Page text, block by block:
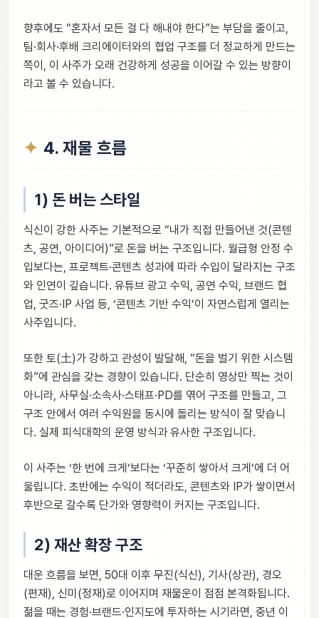
향후에도 “혼자서 모든 걸 다 해내야 한다”는 부담을 줄이고,
팀·회사·후배 크리에이터와의 협업 구조를 더 정교하게 만드는
쪽이, 이 사주가 오래 건강하게 성공을 이어갈 수 있는 방향이
라고 볼 수 있습니다.
4. 재물 흐름
1) 돈 버는 스타일
식신이 강한 사주는 기본적으로 “내가 직접 만들어낸 것(콘텐
츠, 공연, 아이디어)”로 돈을 버는 구조입니다. 월급형 안정 수
입보다는, 프로젝트·콘텐츠 성과에 따라 수입이 달라지는 구조
와 인연이 깊습니다. 유튜브 광고 수익, 공연 수익, 브랜드 협
업, 굿즈·IP 사업 등, ‘콘텐츠 기반 수익’이 자연스럽게 열리는
사주입니다.
또한 토(土)가 강하고 관성이 발달해, “돈을 벌기 위한 시스템
화”에 관심을 갖는 경향이 있습니다. 단순히 영상만 찍는 것이
아니라, 사무실·소속사·스태프·PD를 엮어 구조를 만들고, 그
구조 안에서 여러 수익원을 동시에 돌리는 방식이 잘 맞습니
다. 실제 피식대학의 운영 방식과 유사한 구조입니다.
이 사주는 ‘한 번에 크게’보다는 ‘꾸준히 쌓아서 크게’에 더 어
울립니다. 초반에는 수익이 적더라도, 콘텐츠와 IP가 쌓이면서
후반으로 갈수록 단가와 영향력이 커지는 구조입니다.
2) 재산 확장 구조
대운 흐름을 보면, 50대 이후 무진(식신), 기사(상관), 경오
(편재), 신미(정재)로 이어지며 재물운이 점점 본격화됩니다.
젊을 때는 경험·브랜드·인지도에 투자하는 시기라면, 중년 이